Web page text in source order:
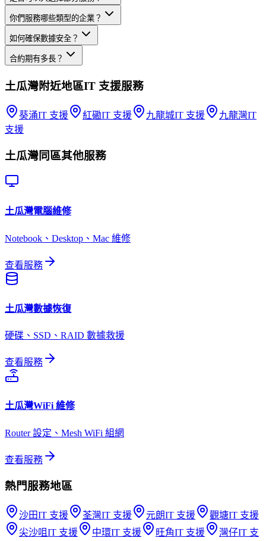
你們服務哪些類型的企業？
如何確保數據安全？
合約期有多長？
土瓜灣附近地區IT 支援服務
葵涌IT 支援 紅磡IT 支援 九龍城IT 支援 九龍灣IT
支援
土瓜灣同區其他服務
土瓜灣電腦維修
Notebook、Desktop、Mac 維修
查看服務
土瓜灣數據恢復
硬碟、SSD、RAID 數據救援
查看服務
土瓜灣WiFi 維修
Router 設定、Mesh WiFi 組網
查看服務
熱門服務地區
沙田IT 支援 荃灣IT 支援 元朗IT 支援 觀塘IT 支援
尖沙咀IT 支援 中環IT 支援 旺角IT 支援 灣仔IT 支